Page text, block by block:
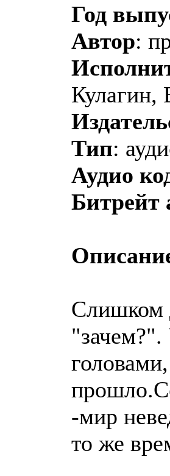
Год
Автор:
Кулагин,
Тип:
Аудио
Битрейт
Слишком
-мир
то же